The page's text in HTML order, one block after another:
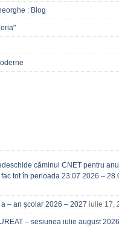
: Blog
căminul CNET pentru
tot în perioada 23.07.2026 –
– an școlar 2026 – 2027 iulie 17,
– sesiunea iulie august 2026